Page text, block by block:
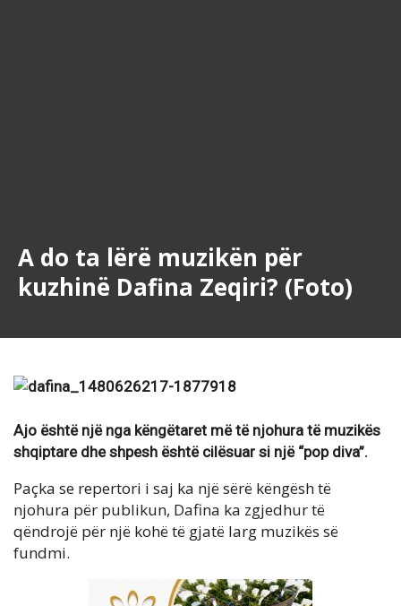
A do ta lërë muzikën për
kuzhinë Dafina Zeqiri? (Foto)
Ajo është një nga këngëtaret më të njohura të muzikës
shqiptare dhe shpesh është cilësuar si një “pop diva”.
Paçka se repertori i saj ka një sërë këngësh të
njohura për publikun, Dafina ka zgjedhur të
qëndrojë për një kohë të gjatë larg muzikës së
fundmi.